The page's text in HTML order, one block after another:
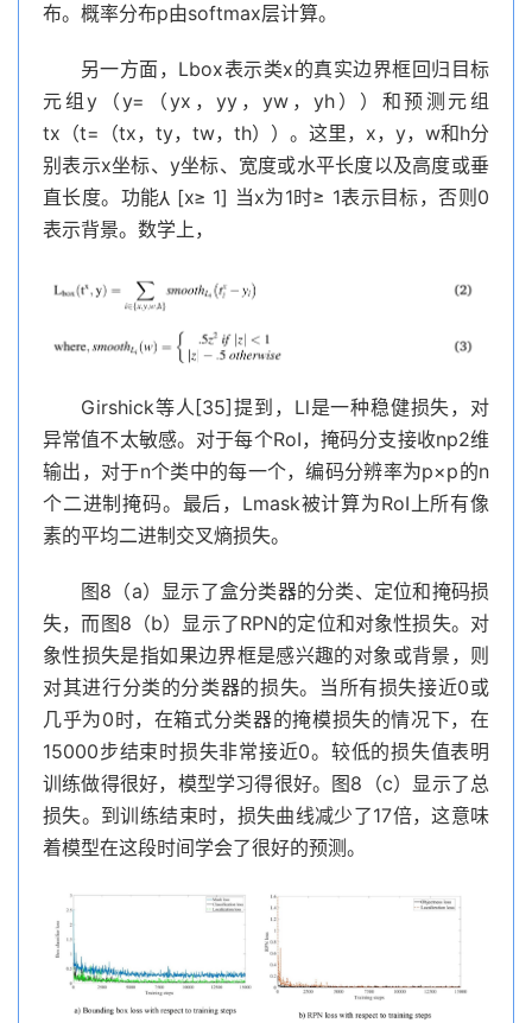
布。概率分布p由softmax层计算。
另一方面，Lbox表示类x的真实边界框回归目标
元组y（y=（yx，yy，yw，yh））和预测元组
tx（t=（tx，ty，tw，th））。这里，x，y，w和h分
别表示x坐标、y坐标、宽度或水平长度以及高度或垂
直长度。功能⅄ [x≥ 1] 当x为1时≥ 1表示目标，否则0
表示背景。数学上，
Girshick等人[35]提到，Ll是一种稳健损失，对
异常值不太敏感。对于每个RoI，掩码分支接收np2维
输出，对于n个类中的每一个，编码分辨率为p×p的n
个二进制掩码。最后，Lmask被计算为RoI上所有像
素的平均二进制交叉熵损失。
图8（a）显示了盒分类器的分类、定位和掩码损
失，而图8（b）显示了RPN的定位和对象性损失。对
象性损失是指如果边界框是感兴趣的对象或背景，则
对其进行分类的分类器的损失。当所有损失接近0或
几乎为0时，在箱式分类器的掩模损失的情况下，在
15000步结束时损失非常接近0。较低的损失值表明
训练做得很好，模型学习得很好。图8（c）显示了总
损失。到训练结束时，损失曲线减少了17倍，这意味
着模型在这段时间学会了很好的预测。